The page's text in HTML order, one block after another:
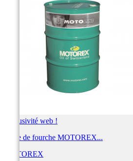
Exclusivité web !
Huile de fourche MOTOREX...
MOTOREX